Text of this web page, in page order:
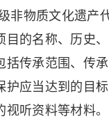
非物质文化遗产
的名称、历史、
承范围、传承
当达到的目标
听资料等材料。